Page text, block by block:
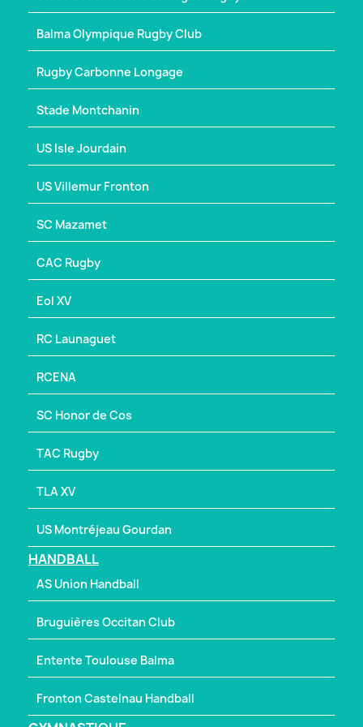
Balma Olympique Rugby Club
Rugby Carbonne Longage
Stade Montchanin
US Isle Jourdain
US Villemur Fronton
SC Mazamet
CAC Rugby
Eol XV
RC Launaguet
RCENA
SC Honor de Cos
TAC Rugby
TLA XV
US Montréjeau Gourdan
HANDBALL
AS Union Handball
Bruguières Occitan Club
Entente Toulouse Balma
Fronton Castelnau Handball